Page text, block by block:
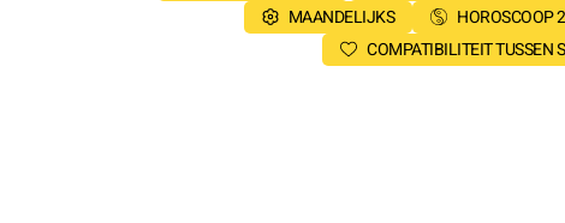
MAANDELIJKS
HOROSCOOP
COMPATIBILITEIT TUSSEN